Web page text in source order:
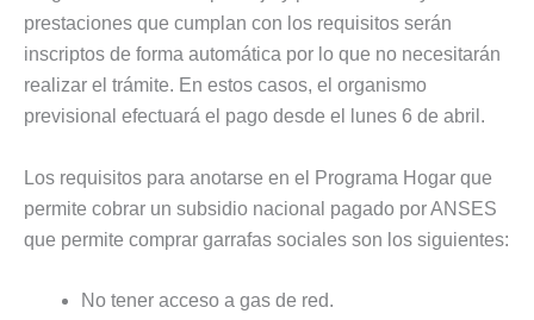
prestaciones que cumplan con los requisitos serán
inscriptos de forma automática por lo que no necesitarán
realizar el trámite. En estos casos, el organismo
previsional efectuará el pago desde el lunes 6 de abril.
Los requisitos para anotarse en el Programa Hogar que
permite cobrar un subsidio nacional pagado por ANSES
que permite comprar garrafas sociales son los siguientes:
No tener acceso a gas de red.